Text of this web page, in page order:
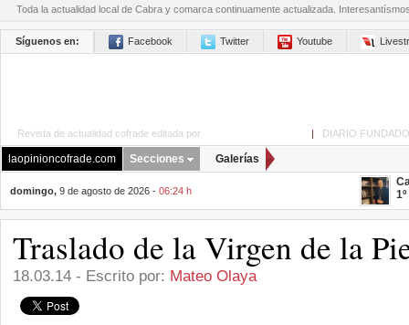
Toda la actualidad local de Cabra y comarca continuamente actualizada.
Síguenos en: Facebook Twitter Youtube
Revista de actualidad cofrade editada por | DIARIO
laopinioncofrade.com Secciones Galerías
domingo, 9 de agosto de 2026 - 06:24 h
Traslado de la Virgen de la
18.03.14 - Escrito por: Mateo Olaya